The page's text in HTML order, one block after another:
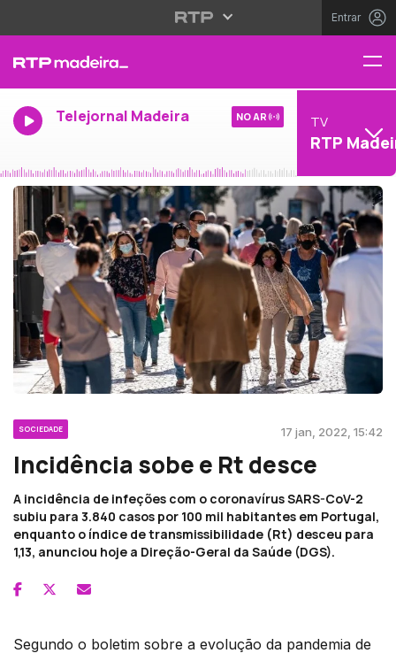
Entrar
Telejornal Madeira NO AR TV
RTP
SOCIEDADE 17 jan, 2022, 15:42
Incidência sobe e Rt desce
A incidência de infeções com o coronavírus SARS-CoV-2
subiu para 3.840 casos por 100 mil habitantes em Portugal,
enquanto o índice de transmissibilidade (Rt) desceu para
1,13, anunciou hoje a Direção-Geral da Saúde (DGS).
Segundo o boletim sobre a evolução da pandemia de